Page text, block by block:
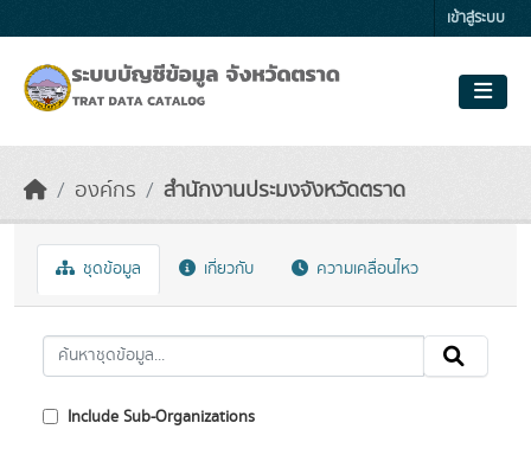
เข้าสู่ระบบ
องค์กร สำนักงานประมงจังหวัดตราด
ชุดข้อมูล เกี่ยวกับ ความเคลื่อนไหว
Include Sub-Organizations